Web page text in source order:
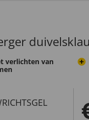
verlichten van